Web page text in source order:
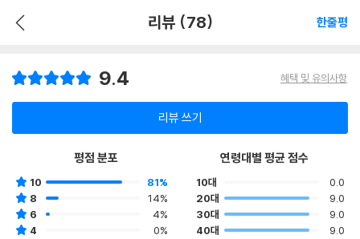
리뷰 (78) 한줄평
9.4 혜택 및 유의사항
리뷰 쓰기
평점 분포
10
81%
8
14%
6
4%
4
0%
연령대별 평균 점수
10대
0.0
20대
9.0
30대
9.0
40대
9.0